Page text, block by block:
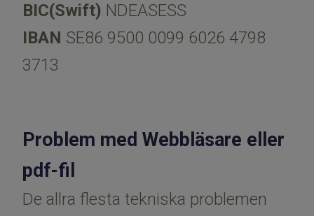
BIC(Swift) NDEASESS
IBAN SE86 9500 0099 6026 4798
3713
Problem med Webbläsare eller
pdf-fil
De allra flesta tekniska problemen